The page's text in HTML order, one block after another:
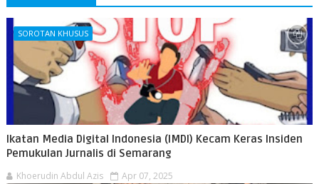
SOROTAN KHUSUS
Ikatan Media Digital Indonesia (IMDI) Kecam Keras Insiden
Pemukulan Jurnalis di Semarang
Khoerudin Abdul Azis Apr 07, 2025